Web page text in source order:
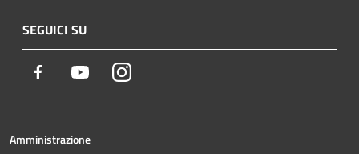
SEGUICI SU
Facebook YoutubeInstagram
Amministrazione